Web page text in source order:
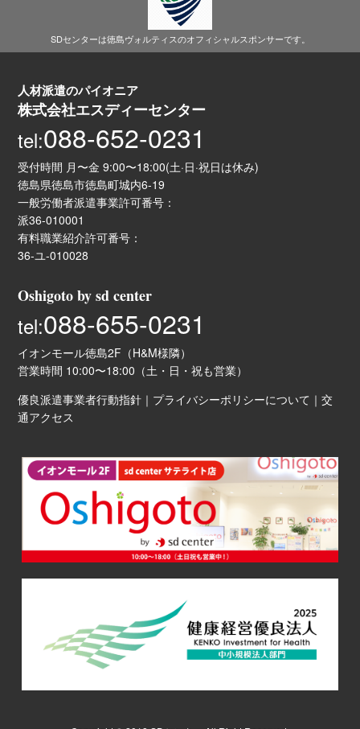
SDセンターは徳島ヴォルティスのオフィシャルスポンサーです。
人材派遣のパイオニア
株式会社エスディーセンター
tel:088-652-0231
受付時間 月〜金 9:00〜18:00(土·日·祝日は休み)
徳島県徳島市徳島町城内6-19
一般労働者派遣事業許可番号：
派36-010001
有料職業紹介許可番号：
36-ユ-010028
Oshigoto by sd center
tel:088-655-0231
イオンモール徳島2F（H&M様隣）
営業時間 10:00〜18:00（土・日・祝も営業）
優良派遣事業者行動指針 ｜ プライバシーポリシーについて ｜交
通アクセス